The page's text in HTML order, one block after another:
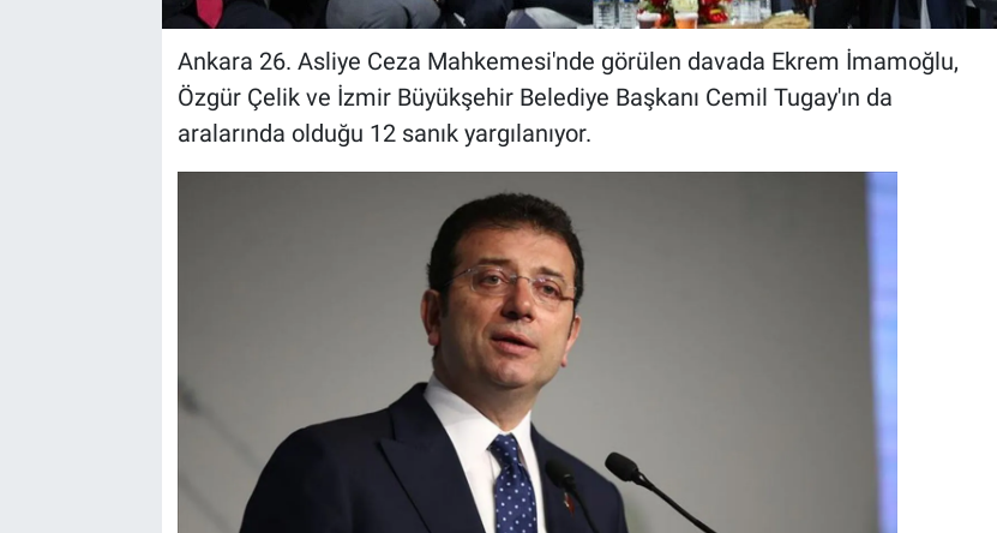
Ankara 26. Asliye Ceza Mahkemesi'nde görülen davada Ekrem İmamoğlu,
Özgür Çelik ve İzmir Büyükşehir Belediye Başkanı Cemil Tugay'ın da
aralarında olduğu 12 sanık yargılanıyor.